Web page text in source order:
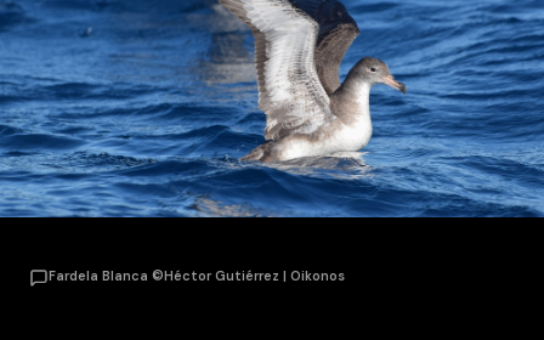
Fardela Blanca ©Héctor Gutiérrez | Oikonos